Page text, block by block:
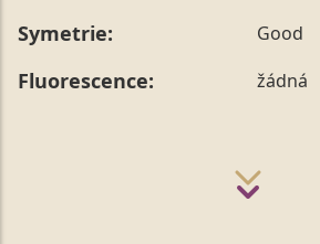
Symetrie: Good
Fluorescence: žádná